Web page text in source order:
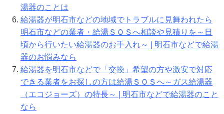
湯器のことは
給湯器が明石市などの地域でトラブルに見舞われたら
明石市などの業者・給湯ＳＯＳへ相談や見積りを～日
頃から行いたい給湯器のお手入れ～ | 明石市などで給湯
器のお悩みなら
給湯器を明石市などで「交換」希望の方や激安で対応
できる業者をお探しの方は給湯ＳＯＳへ～ガス給湯器
（エコジョーズ）の特長～ | 明石市などで給湯器のこと
なら